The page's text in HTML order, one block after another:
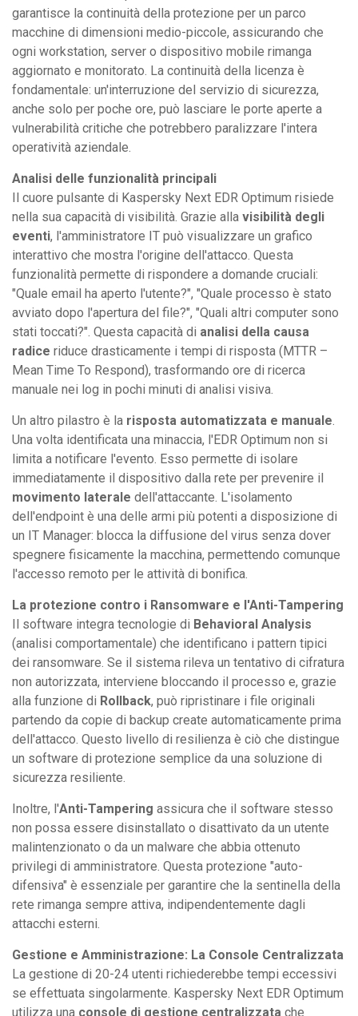
garantisce la continuità della protezione per un parco
macchine di dimensioni medio-piccole, assicurando che
ogni workstation, server o dispositivo mobile rimanga
aggiornato e monitorato. La continuità della licenza è
fondamentale: un'interruzione del servizio di sicurezza,
anche solo per poche ore, può lasciare le porte aperte a
vulnerabilità critiche che potrebbero paralizzare l'intera
operatività aziendale.
Analisi delle funzionalità principali
Il cuore pulsante di Kaspersky Next EDR Optimum risiede
nella sua capacità di visibilità. Grazie alla visibilità degli
eventi, l'amministratore IT può visualizzare un grafico
interattivo che mostra l'origine dell'attacco. Questa
funzionalità permette di rispondere a domande cruciali:
"Quale email ha aperto l'utente?", "Quale processo è stato
avviato dopo l'apertura del file?", "Quali altri computer sono
stati toccati?". Questa capacità di analisi della causa
radice riduce drasticamente i tempi di risposta (MTTR –
Mean Time To Respond), trasformando ore di ricerca
manuale nei log in pochi minuti di analisi visiva.
Un altro pilastro è la risposta automatizzata e manuale.
Una volta identificata una minaccia, l'EDR Optimum non si
limita a notificare l'evento. Esso permette di isolare
immediatamente il dispositivo dalla rete per prevenire il
movimento laterale dell'attaccante. L'isolamento
dell'endpoint è una delle armi più potenti a disposizione di
un IT Manager: blocca la diffusione del virus senza dover
spegnere fisicamente la macchina, permettendo comunque
l'accesso remoto per le attività di bonifica.
La protezione contro i Ransomware e l'Anti-Tampering
Il software integra tecnologie di Behavioral Analysis
(analisi comportamentale) che identificano i pattern tipici
dei ransomware. Se il sistema rileva un tentativo di cifratura
non autorizzata, interviene bloccando il processo e, grazie
alla funzione di Rollback, può ripristinare i file originali
partendo da copie di backup create automaticamente prima
dell'attacco. Questo livello di resilienza è ciò che distingue
un software di protezione semplice da una soluzione di
sicurezza resiliente.
Inoltre, l'Anti-Tampering assicura che il software stesso
non possa essere disinstallato o disattivato da un utente
malintenzionato o da un malware che abbia ottenuto
privilegi di amministratore. Questa protezione "auto-
difensiva" è essenziale per garantire che la sentinella della
rete rimanga sempre attiva, indipendentemente dagli
attacchi esterni.
Gestione e Amministrazione: La Console Centralizzata
La gestione di 20-24 utenti richiederebbe tempi eccessivi
se effettuata singolarmente. Kaspersky Next EDR Optimum
utilizza una console di gestione centralizzata che